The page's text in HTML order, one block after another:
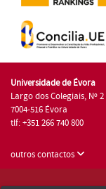
Universidade de Évora
Largo dos Colegiais, Nº 2
7004-516 Évora
tlf: +351 266 740 800
outros contactos